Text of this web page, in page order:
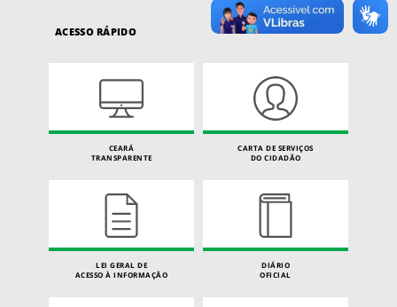
ACESSO RÁPIDO
CEARÁ
TRANSPARENTE
CARTA DE SERVIÇOS
DO CIDADÃO
LEI GERAL DE
ACESSO À INFORMAÇÃO
DIÁRIO
OFICIAL